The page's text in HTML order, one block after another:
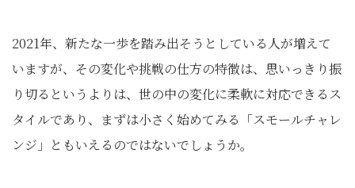
2021年、新たな一歩を踏み出そうとしている人が増えて
いますが、その変化や挑戦の仕方の特徴は、思いっきり振
り切るというよりは、世の中の変化に柔軟に対応できるス
タイルであり、まずは小さく始めてみる「スモールチャレ
ンジ」ともいえるのではないでしょうか。